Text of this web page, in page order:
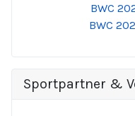
BWC
BWC
Sportpartner &